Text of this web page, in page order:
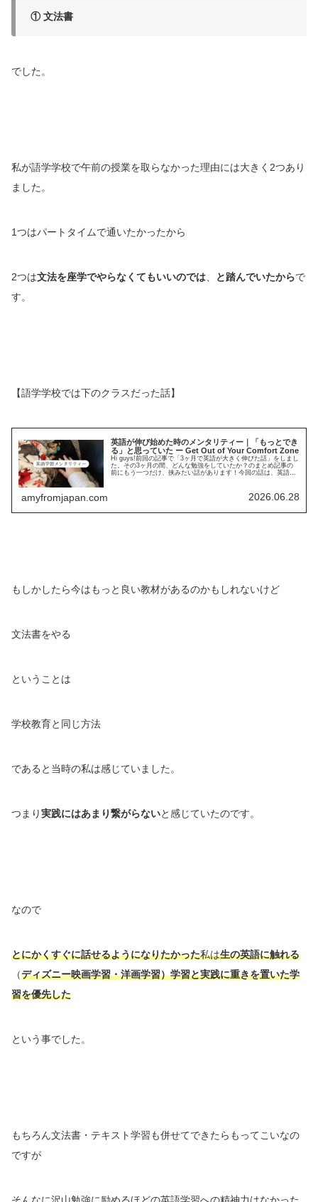
① 文法書
でした。
私が語学学校で午前の授業を取らなかった理由には大きく2つあり
ました。
1つはパートタイムで通いたかったから
2つは文法を座学でやらなくてもいいのでは と踏んでいたからで
す。
【語学学校では下のクラスだった話】
英語が伸び始めた時のメンタリティー｜「もっとでき
る」と思っていた ー Get Out of Your Comfort Zone
Hi guys!前回の記事で「3ヶ月で英語が大きく伸びた話」をしまし
た。その3ヶ月の間、どんな勉強をしていたか？のまとめ記事の
前にもう一つだけ、挟みたい話があります！今回の話は、英語を
amyfromjapan.com 2026.06.28
もしかしたら今はもっと良い教材があるのかもしれないけど
文法書をやる
ということは
学校教育と同じ方法
であると当時の私は感じていました。
つまり実践にはあまり繋がらないと感じていたのです。
なので
とにかくすぐに話せるようになりたかった私は生の英語に触れる
（ディズニー映画学習・洋画学習）学習と実践に重きを置いた学
習を優先した
という事でした。
もちろん文法書・テキスト学習も併せてできたらもってこいなの
ですが
そんなに沢山勉強に励めるほどの英語学習への精神力はなかった